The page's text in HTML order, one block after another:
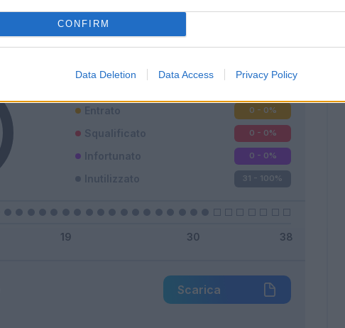
CONFIRM
Data Deletion Data Access Privacy Policy
Entrato 0 - 0%
Squalificato 0 - 0%
Infortunato 0 - 0%
Inutilizzato 31 - 100%
Scarica